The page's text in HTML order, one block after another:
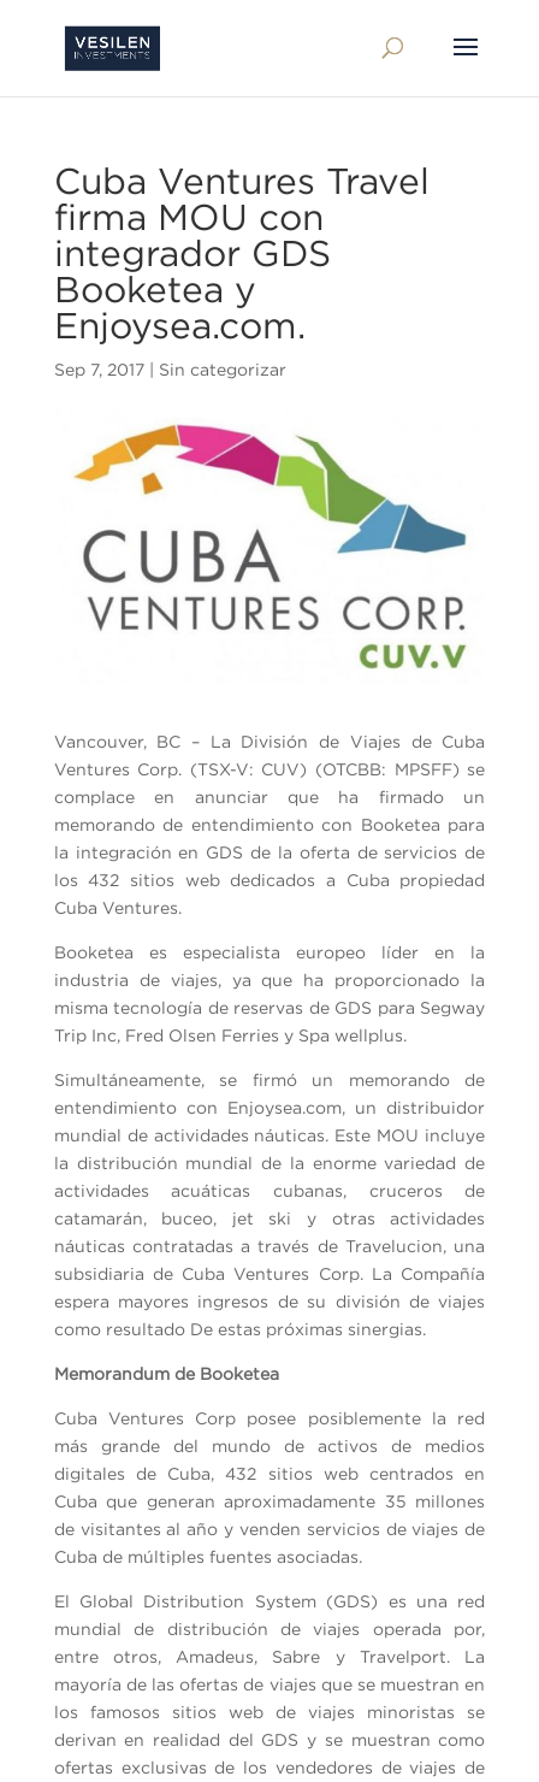
Cuba Ventures Travel
firma MOU con
integrador GDS
Booketea y
Enjoysea.com.
Sep 7, 2017| Sin categorizar
Vancouver, BC – La División de Viajes de Cuba
Ventures Corp. (TSX-V: CUV) (OTCBB: MPSFF) se
complace en anunciar que ha firmado un
memorando de entendimiento con Booketea para
la integración en GDS de la oferta de servicios de
los 432 sitios web dedicados a Cuba propiedad
Cuba Ventures.
Booketea es especialista europeo líder en la
industria de viajes, ya que ha proporcionado la
misma tecnología de reservas de GDS para Segway
Trip Inc, Fred Olsen Ferries y Spa wellplus.
Simultáneamente, se firmó un memorando de
entendimiento con Enjoysea.com, un distribuidor
mundial de actividades náuticas. Este MOU incluye
la distribución mundial de la enorme variedad de
actividades acuáticas cubanas, cruceros de
catamarán, buceo, jet ski y otras actividades
náuticas contratadas a través de Travelucion, una
subsidiaria de Cuba Ventures Corp. La Compañía
espera mayores ingresos de su división de viajes
como resultado De estas próximas sinergias.
Memorandum de Booketea
Cuba Ventures Corp posee posiblemente la red
más grande del mundo de activos de medios
digitales de Cuba, 432 sitios web centrados en
Cuba que generan aproximadamente 35 millones
de visitantes al año y venden servicios de viajes de
Cuba de múltiples fuentes asociadas.
El Global Distribution System (GDS) es una red
mundial de distribución de viajes operada por,
entre otros, Amadeus, Sabre y Travelport. La
mayoría de las ofertas de viajes que se muestran en
los famosos sitios web de viajes minoristas se
derivan en realidad del GDS y se muestran como
ofertas exclusivas de los vendedores de viajes de